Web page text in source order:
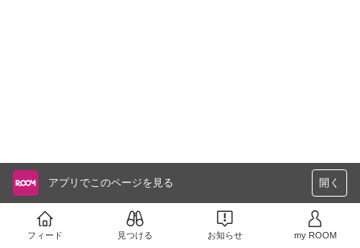
アプリでこのページを見る 開く
フィード 見つける お知らせ my ROOM